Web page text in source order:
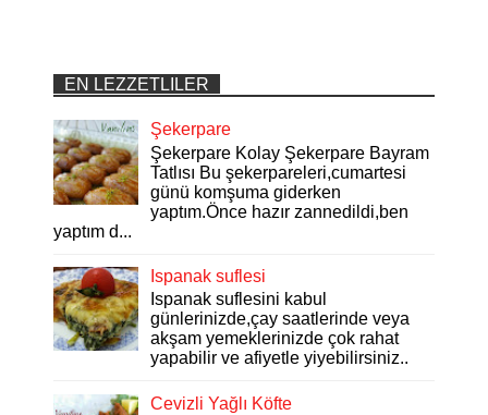
EN LEZZETLILER
Şekerpare
Şekerpare Kolay Şekerpare Bayram
Tatlısı Bu şekerpareleri,cumartesi
günü komşuma giderken
yaptım.Önce hazır zannedildi,ben
yaptım d...
Ispanak suflesi
Ispanak suflesini kabul
günlerinizde,çay saatlerinde veya
akşam yemeklerinizde çok rahat
yapabilir ve afiyetle yiyebilirsiniz..
Cevizli Yağlı Köfte